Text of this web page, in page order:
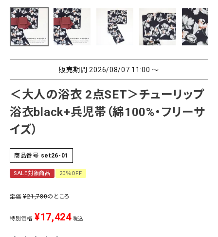
正絹 木綿・麻 ポリエステル その他
価格から探す
0-5,000円 5,000-10,000円 10,000-20,000円
20,000-30,000円 30,000円以上
色から探す
羽織
新作・キャンペーン
SALE
帯結び動画
キモノ読ミモノ
SHOPPING GUIDE
ABOUT
INFORMATION
販売期間 2026/08/07 11:00〜
＜大人の浴衣 2点SET＞チューリップ
浴衣black+兵児帯（綿100%・フリーサ
イズ）
商品番号 set26-01
SALE対象商品 20％OFF
定価 ¥21,780のところ
特別価格 ¥17,424 税込